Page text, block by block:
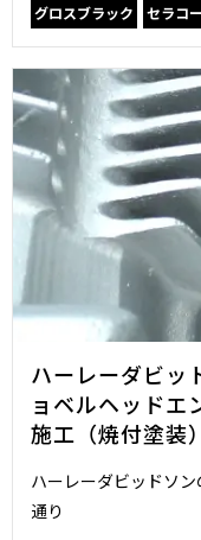
グロスブラック セラコ
ハーレーダビ
ョベルヘッドエ
施工（焼付塗装）
ハーレーダビッドソ
通り